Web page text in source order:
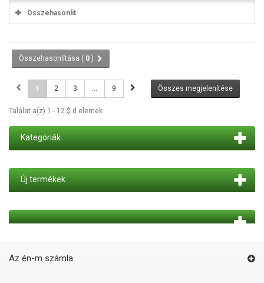
Összehasonlít
Összehasonlítása ( 0 )
Összes megjelenítése
1 2 3 ... 9
Találat a(z) 1 - 12 $ d elemek
Kategóriák
Új termékek
Az én-m számla